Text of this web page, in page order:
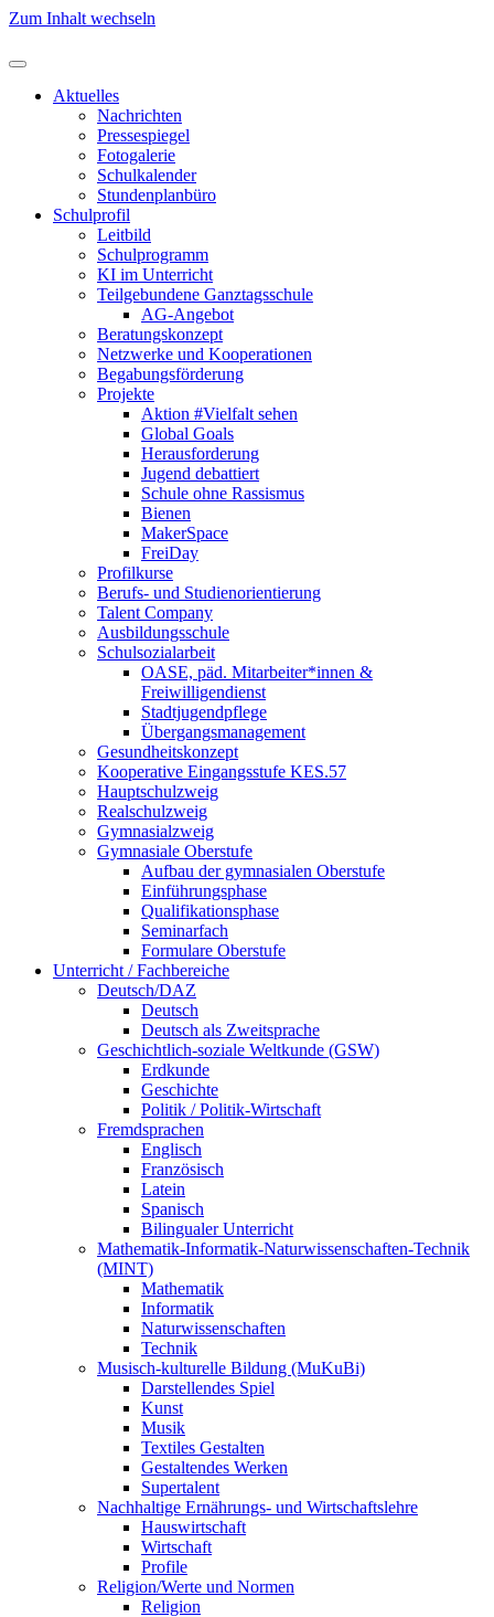
Zum Inhalt wechseln
Aktuelles
Nachrichten
Pressespiegel
Fotogalerie
Schulkalender
Stundenplanbüro
Schulprofil
Leitbild
Schulprogramm
KI im Unterricht
Teilgebundene Ganztagsschule
AG-Angebot
Beratungskonzept
Netzwerke und Kooperationen
Begabungsförderung
Projekte
Aktion #Vielfalt sehen
Global Goals
Herausforderung
Jugend debattiert
Schule ohne Rassismus
Bienen
MakerSpace
FreiDay
Profilkurse
Berufs- und Studienorientierung
Talent Company
Ausbildungsschule
Schulsozialarbeit
OASE, päd. Mitarbeiter*innen &
Freiwilligendienst
Stadtjugendpflege
Übergangsmanagement
Gesundheitskonzept
Kooperative Eingangsstufe KES.57
Hauptschulzweig
Realschulzweig
Gymnasialzweig
Gymnasiale Oberstufe
Aufbau der gymnasialen Oberstufe
Einführungsphase
Qualifikationsphase
Seminarfach
Formulare Oberstufe
Unterricht / Fachbereiche
Deutsch/DAZ
Deutsch
Deutsch als Zweitsprache
Geschichtlich-soziale Weltkunde (GSW)
Erdkunde
Geschichte
Politik / Politik-Wirtschaft
Fremdsprachen
Englisch
Französisch
Latein
Spanisch
Bilingualer Unterricht
Mathematik-Informatik-Naturwissenschaften-Technik
(MINT)
Mathematik
Informatik
Naturwissenschaften
Technik
Musisch-kulturelle Bildung (MuKuBi)
Darstellendes Spiel
Kunst
Musik
Textiles Gestalten
Gestaltendes Werken
Supertalent
Nachhaltige Ernährungs- und Wirtschaftslehre
Hauswirtschaft
Wirtschaft
Profile
Religion/Werte und Normen
Religion